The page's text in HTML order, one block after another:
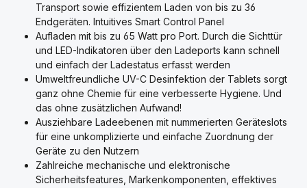
Transport sowie effizientem Laden von bis zu 36
Endgeräten. Intuitives Smart Control Panel
Aufladen mit bis zu 65 Watt pro Port. Durch die Sichttür
und LED-Indikatoren über den Ladeports kann schnell
und einfach der Ladestatus erfasst werden
Umweltfreundliche UV-C Desinfektion der Tablets sorgt
ganz ohne Chemie für eine verbesserte Hygiene. Und
das ohne zusätzlichen Aufwand!
Ausziehbare Ladeebenen mit nummerierten Geräteslots
für eine unkomplizierte und einfache Zuordnung der
Geräte zu den Nutzern
Zahlreiche mechanische und elektronische
Sicherheitsfeatures, Markenkomponenten, effektives